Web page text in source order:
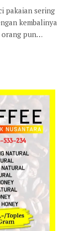
pakaian sering
kembalinya
orang pun…